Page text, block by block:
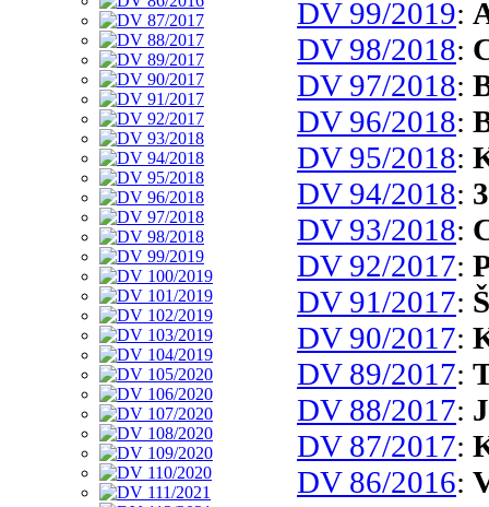
DV 99/2019:
DV 98/2018:
DV 97/2018:
DV 96/2018:
DV 95/2018:
DV 94/2018:
DV 93/2018:
DV 92/2017:
DV 91/2017:
DV 90/2017:
DV 89/2017:
DV 88/2017:
DV 87/2017:
DV 86/2016: